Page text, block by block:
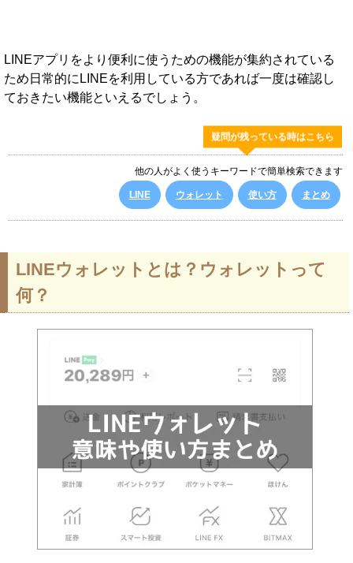
LINEアプリをより便利に使うための機能が集約されている
ため日常的にLINEを利用している方であれば一度は確認し
ておきたい機能といえるでしょう。
疑問が残っている時はこちら
他の人がよく使うキーワードで簡単検索できます
LINE ウォレット 使い方 まとめ
LINEウォレットとは？ウォレットって
何？